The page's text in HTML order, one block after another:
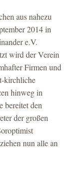
aus nahezu
2014 in
e.V.
wird der Verein
Firmen und
kirchliche
hinweg in
bereitet den
der großen
nun alle an